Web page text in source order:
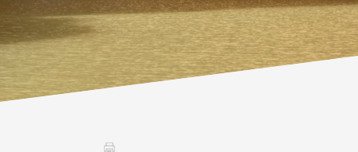
EVENTS
The region
events
Vinum Montis
Assemblées générales & Statuts